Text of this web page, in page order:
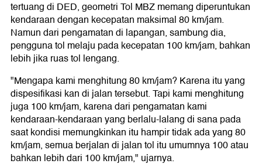
tertuang di DED, geometri Tol MBZ memang diperuntukan
kendaraan dengan kecepatan maksimal 80 km/jam.
Namun dari pengamatan di lapangan, sambung dia,
pengguna tol melaju pada kecepatan 100 km/jam, bahkan
lebih jika ruas tol lengang.
"Mengapa kami menghitung 80 km/jam? Karena itu yang
dispesifikasi kan di jalan tersebut. Tapi kami menghitung
juga 100 km/jam, karena dari pengamatan kami
kendaraan-kendaraan yang berlalu-lalang di sana pada
saat kondisi memungkinkan itu hampir tidak ada yang 80
km/jam, semua berjalan di jalan tol itu umumnya 100 atau
bahkan lebih dari 100 km/jam," ujarnya.